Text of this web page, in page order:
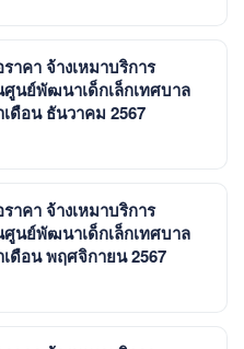
าคา จ้างเหมาบริการ
นย์พัฒนาเด็กเล็กเทศบาล
ดือน ธันวาคม 2567
าคา จ้างเหมาบริการ
นย์พัฒนาเด็กเล็กเทศบาล
ดือน พฤศจิกายน 2567